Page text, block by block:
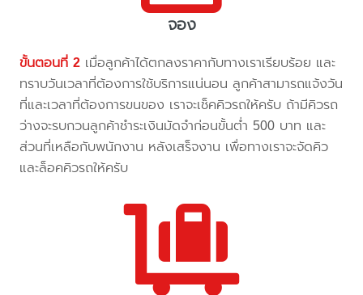
จอง
ขั้นตอนที่ 2 เมื่อลูกค้าได้ตกลงราคากับทางเราเรียบร้อย และ
ทราบวันเวลาที่ต้องการใช้บริการแน่นอน ลูกค้าสามารถแจ้งวัน
ที่และเวลาที่ต้องการขนของ เราจะเช็คคิวรถให้ครับ ถ้ามีคิวรถ
ว่างจะรบกวนลูกค้าชำระเงินมัดจำก่อนขั้นต่ำ 500 บาท และ
ส่วนที่เหลือกับพนักงาน หลังเสร็จงาน เพื่อทางเราจะจัดคิว
และล็อคคิวรถให้ครับ